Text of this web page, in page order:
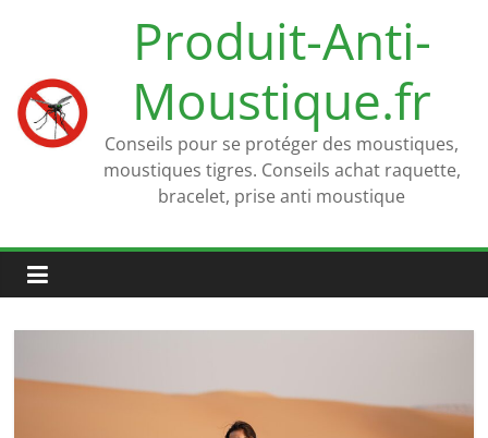
Produit-Anti-
Moustique.fr
Conseils pour se protéger des moustiques,
moustiques tigres. Conseils achat raquette,
bracelet, prise anti moustique